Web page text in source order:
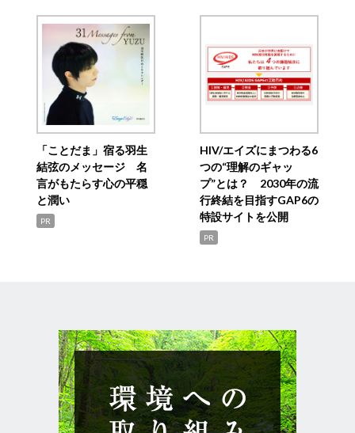
「ことだま」宿る羽生
結弦のメッセージ 名
言がもたらす心の平穏
と潤い
PR
HIV/エイズにまつわる6
つの“理解のギャッ
プ”とは？ 2030年の流
行終結を目指すGAP6の
特設サイトを公開
PR